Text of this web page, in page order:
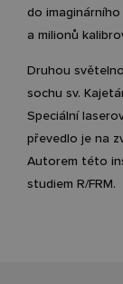
do
a milionů
Druhou
sochu sv.
Speciální
převedlo je na
Autorem této
studiem R/FRM.